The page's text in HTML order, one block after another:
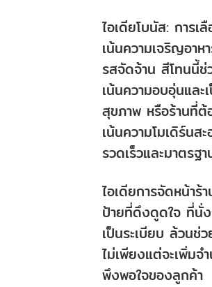
ไอเดียโบนัส: การเ
เน้นความเจริญอา
รสจัดจ้าน สีโทนนี้ช่
เน้นความอบอุ่นแล
สุขภาพ หรือร้านที่ต้
เน้นความโมเดิร์น
รวดเร็วและมาตรฐ
ไอเดียการจัดหน้าร้
ป้ายที่ดึงดูดใจ ที่นั่
เป็นระเบียบ ล้วนช่
ไม่เพียงแต่จะเพิ่ม
พึงพอใจของลูกค้า